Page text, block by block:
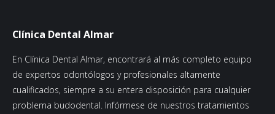
Clínica Dental Almar
En Clínica Dental Almar, encontrará al más completo equipo
de expertos odontólogos y profesionales altamente
cualificados, siempre a su entera disposición para cualquier
problema budodental. Infórmese de nuestros tratamientos